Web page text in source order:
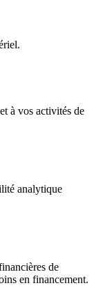
à vos activités de
analytique
de
en financement.